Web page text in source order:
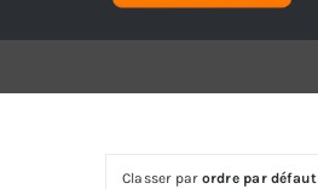
Classer par ordre par défaut